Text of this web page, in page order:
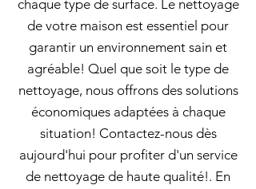
chaque type de surface. Le nettoyage
de votre maison est essentiel pour
garantir un environnement sain et
agréable! Quel que soit le type de
nettoyage, nous offrons des solutions
économiques adaptées à chaque
situation! Contactez-nous dès
aujourd'hui pour profiter d'un service
de nettoyage de haute qualité!. En